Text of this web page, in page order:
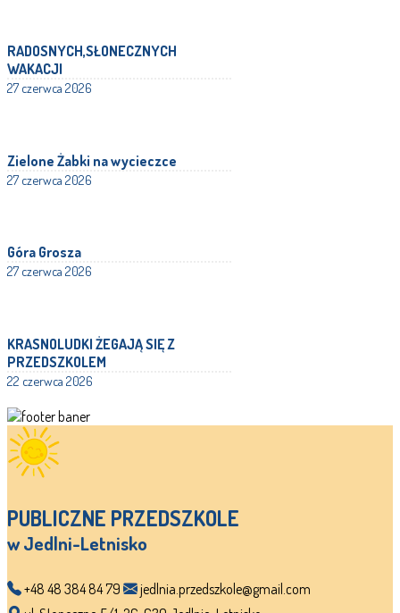
RADOSNYCH,SŁONECZNYCH
WAKACJI
27 czerwca 2026
Zielone Żabki na wycieczce
27 czerwca 2026
Góra Grosza
27 czerwca 2026
KRASNOLUDKI ŻEGAJĄ SIĘ Z
PRZEDSZKOLEM
22 czerwca 2026
PUBLICZNE PRZEDSZKOLE
w Jedlni-Letnisko
+48 48 384 84 79
jedlnia.przedszkole@gmail.com